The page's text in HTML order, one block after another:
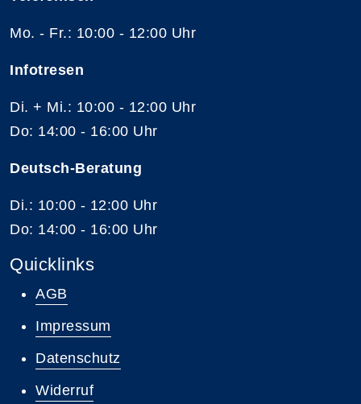
Mo. - Fr.: 10:00 - 12:00 Uhr
Infotresen
Di. + Mi.: 10:00 - 12:00 Uhr
Do: 14:00 - 16:00 Uhr
Deutsch-Beratung
Di.: 10:00 - 12:00 Uhr
Do: 14:00 - 16:00 Uhr
Quicklinks
AGB
Impressum
Datenschutz
Widerruf